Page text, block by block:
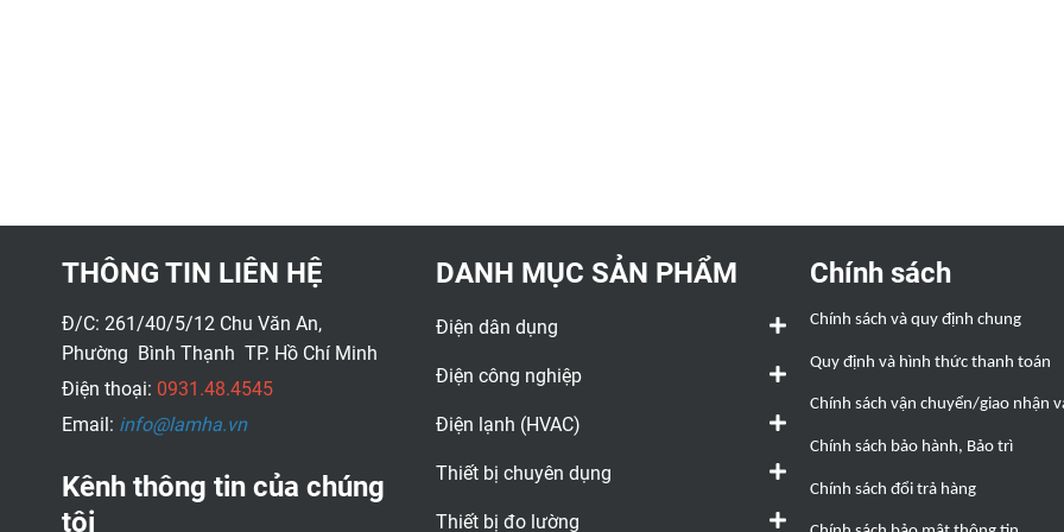
THÔNG TIN LIÊN HỆ
Đ/C: 261/40/5/12 Chu Văn An,
Phường Bình Thạnh TP. Hồ Chí Minh
Điện thoại: 0931.48.4545
Email: info@lamha.vn
Kênh thông tin của chúng
tôi
DANH MỤC SẢN PHẨM
Điện dân dụng
Điện công nghiệp
Điện lạnh (HVAC)
Thiết bị chuyên dụng
Thiết bị đo lường
Chính sách
Chính sách và quy định chung
Quy định và hình thức thanh toán
Chính sách vận chuyển/giao nhận
Chính sách bảo hành, Bảo trì
Chính sách đổi trả hàng